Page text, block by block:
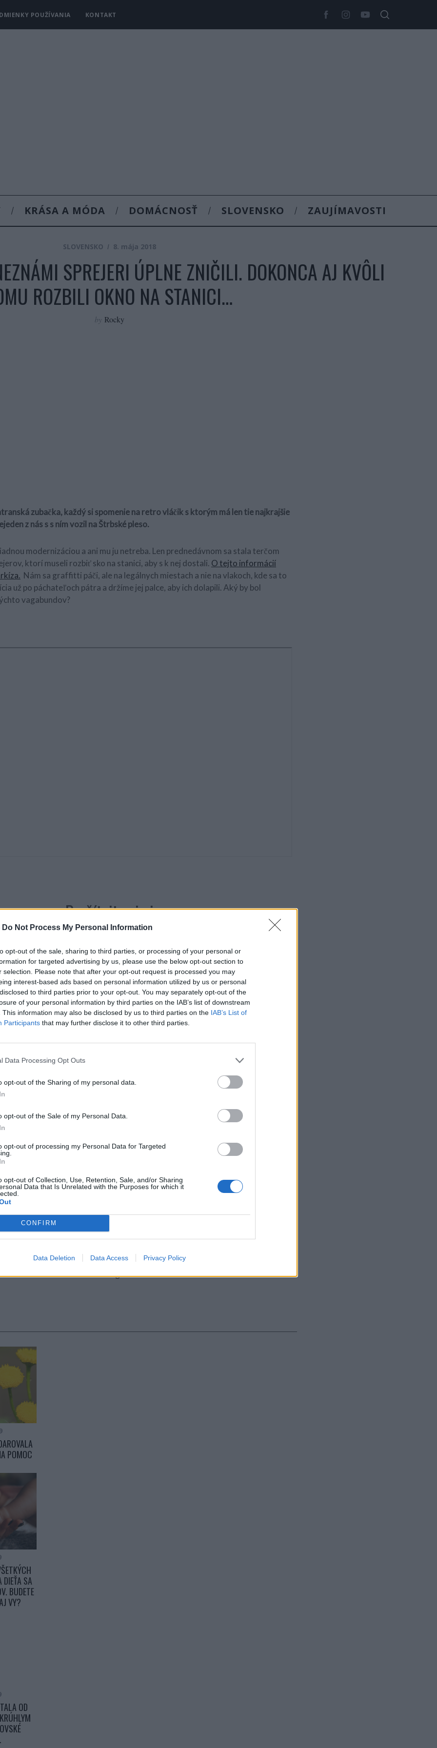
Do Not Process My Personal Information
opt-out of the sale, sharing to third parties, or processing of your personal or
for targeted advertising by us, please use the below opt-out section to
selection. Please note that after your opt-out request is processed you may
interest-based ads based on personal information utilized by us or personal
to third parties prior to your opt-out. You may separately opt-out of the
of your personal information by third parties on the IAB’s list of downstream
This information may also be disclosed by us to third parties on the IAB’s List of
Participants that may further disclose it to other third parties.
Data Processing Opt Outs
opt-out of the Sharing of my personal data.
opt-out of the Sale of my Personal Data.
opt-out of processing my Personal Data for Targeted
opt-out of Collection, Use, Retention, Sale, and/or Sharing
Data that Is Unrelated with the Purposes for which it
CONFIRM
Data Deletion Data Access Privacy Policy
POUŽÍVANIA KONTAKT
KRÁSA A MÓDA DOMÁCNOSŤ SLOVENSKO ZAUJÍMAVOSTI
SLOVENSKO 8. mája 2018
SPREJERI ÚPLNE ZNIČILI. DOKONCA AJ KVÔLI
ROZBILI OKNO NA STANICI…
by Rocky
zubačka, každý si spomenie na retro vláčik s ktorým má len tie najkrajšie
z nás s s ním vozil na Štrbské pleso.
modernizáciou a ani mu ju netreba. Len prednedávnom sa stala terčom
ktorí museli rozbiť sko na stanici, aby s k nej dostali. O tejto informácií
Nám sa graffitti páči, ale na legálnych miestach a nie na vlakoch, kde sa to
už po páchateľoch pátra a držíme jej palce, aby ich dolapili. Aký by bol
vagabundov?
Prečítajte si aj
si: 6 tipov, ako mať z intímneho zblíženia intenzívnejší pôžitok
vody a málo úspor na blížiace sa ročné vyúčtovanie?
loading...
POMOC
DIEŤA SA
BUDETE
VY?
OD